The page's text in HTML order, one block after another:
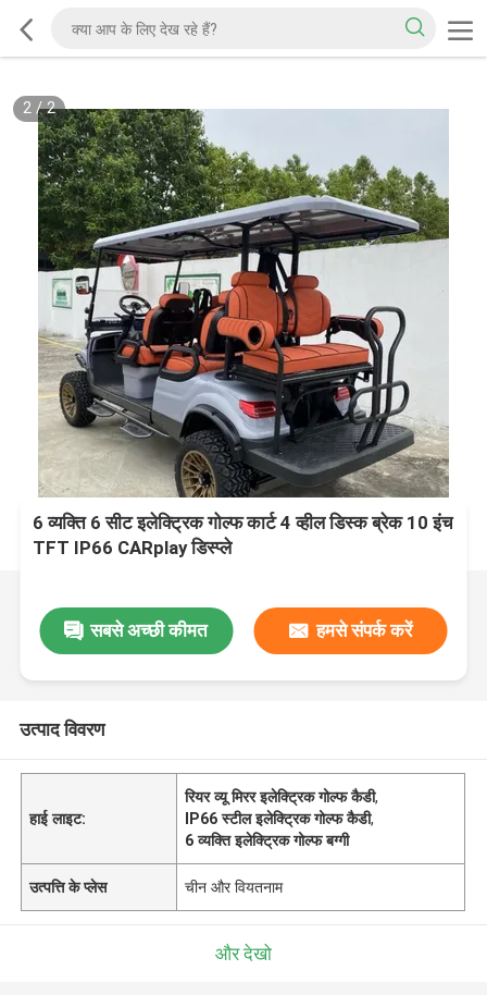
2/2
6 व्यक्ति 6 सीट इलेक्ट्रिक गोल्फ कार्ट 4 व्हील डिस्क ब्रेक 10 इंच
TFT IP66 CARplay डिस्प्ले
सबसे अच्छी कीमत हमसे संपर्क करें
उत्पाद विवरण
हाई लाइट:
रियर व्यू मिरर इलेक्ट्रिक गोल्फ कैडी,
IP66 स्टील इलेक्ट्रिक गोल्फ कैडी,
6 व्यक्ति इलेक्ट्रिक गोल्फ बग्गी
उत्पत्ति के प्लेस चीन और वियतनाम
और देखो